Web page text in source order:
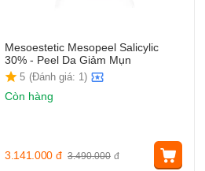
Mesoestetic Mesopeel Salicylic
30% - Peel Da Giảm Mụn
5 (Đánh giá: 1)
Còn hàng
3.490.000 đ
3.141.000 đ